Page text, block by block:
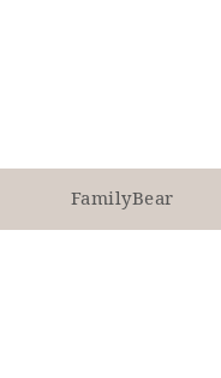
FamilyBear